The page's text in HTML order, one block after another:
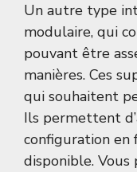
Un autre type
modulaire, qui
pouvant être
manières. Ces
qui souhaitent
Ils permettent
configuration en
disponible. Vous